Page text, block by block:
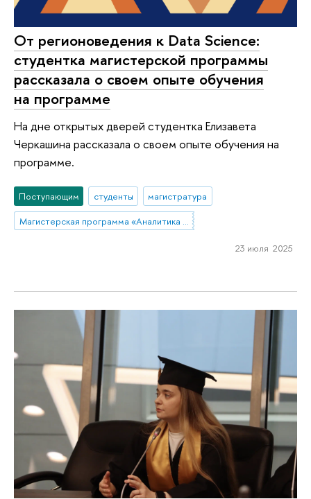
От регионоведения к Data Science:
студентка магистерской программы
рассказала о своем опыте обучения
на программе
На дне открытых дверей студентка Елизавета
Черкашина рассказала о своем опыте обучения на
программе.
Поступающим студенты
магистратура
23 июля 2025